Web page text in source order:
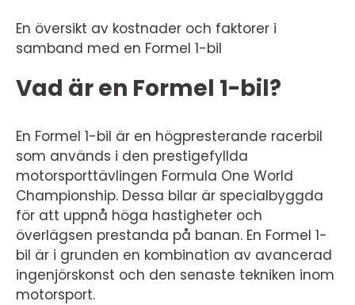
En översikt av kostnader och faktorer i
samband med en Formel 1-bil
Vad är en Formel 1-bil?
En Formel 1-bil är en högpresterande racerbil
som används i den prestigefyllda
motorsporttävlingen Formula One World
Championship. Dessa bilar är specialbyggda
för att uppnå höga hastigheter och
överlägsen prestanda på banan. En Formel 1-
bil är i grunden en kombination av avancerad
ingenjörskonst och den senaste tekniken inom
motorsport.